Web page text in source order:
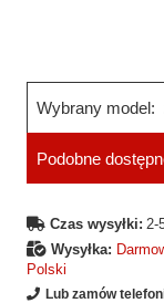
Wybrany model:
Podobne
Czas wysyłki: 2-
Wysyłka:
Polski
Lub zamów